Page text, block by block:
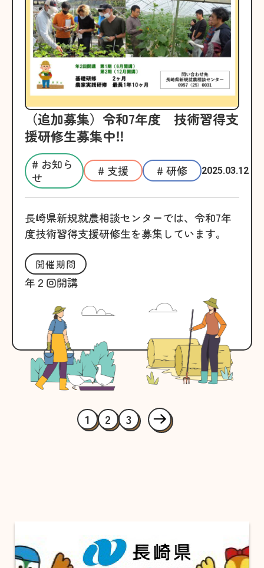
（追加募集）令和7年度 技術習得支
援研修生募集中‼
# お知ら
せ
# 支援 # 研修 2025.03.12
長崎県新規就農相談センターでは、令和7年
度技術習得支援研修生を募集しています。
開催期間
年２回開講
1 2 3